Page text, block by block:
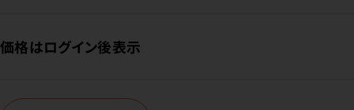
価格はログイン後表示